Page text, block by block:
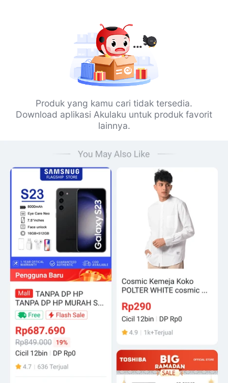
Produk yang kamu cari tidak tersedia.
Download aplikasi Akulaku untuk produk favorit
lainnya.